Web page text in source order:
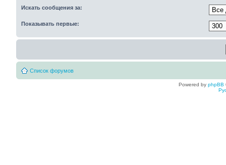
Искать сообщения за:
Показывать первые:
Список форумов
Powered by phpBB